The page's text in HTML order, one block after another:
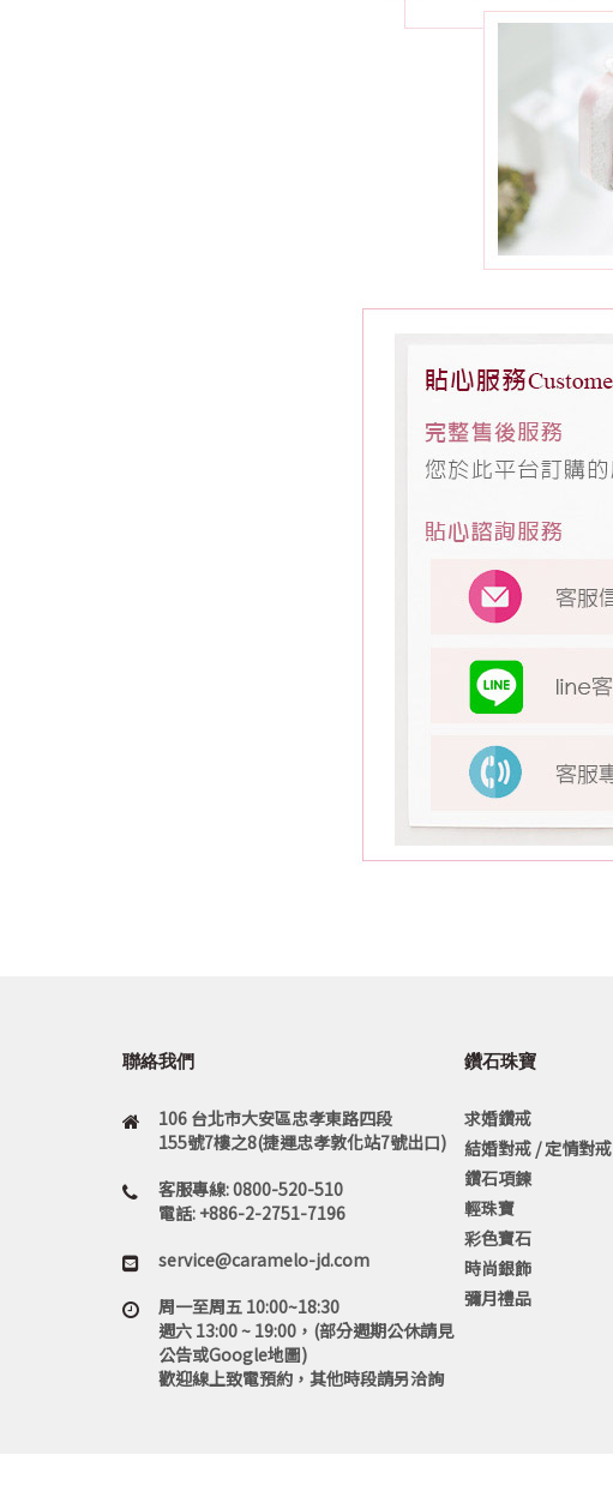
聯絡我們
106 台北市大安區忠孝東路四段
155號7樓之8(捷運忠孝敦化站7號出口)
客服專線: 0800-520-510
電話: +886-2-2751-7196
service@caramelo-jd.com
周一至周五 10:00~18:30
週六 13:00 ~ 19:00，(部分週期公休請見
公告或Google地圖)
歡迎線上致電預約，其他時段請另洽詢
鑽石珠寶
求婚鑽戒
結婚對戒 / 定情對戒
鑽石項鍊
輕珠寶
彩色寶石
時尚銀飾
彌月禮品